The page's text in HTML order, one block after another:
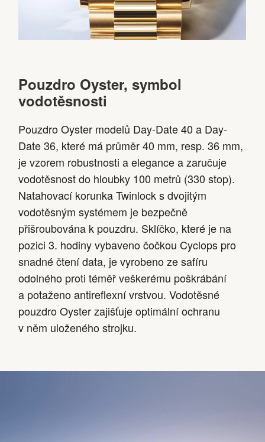
Pouzdro Oyster, symbol
vodotěsnosti
Pouzdro Oyster modelů Day-Date 40 a Day-
Date 36, které má průměr 40 mm, resp. 36 mm,
je vzorem robustnosti a elegance a zaručuje
vodotěsnost do hloubky 100 metrů (330 stop).
Natahovací korunka Twinlock s dvojitým
vodotěsným systémem je bezpečně
přišroubována k pouzdru. Sklíčko, které je na
pozici 3. hodiny vybaveno čočkou Cyclops pro
snadné čtení data, je vyrobeno ze safíru
odolného proti téměř veškerému poškrábání
a potaženo antireflexní vrstvou. Vodotěsné
pouzdro Oyster zajišťuje optimální ochranu
v něm uloženého strojku.